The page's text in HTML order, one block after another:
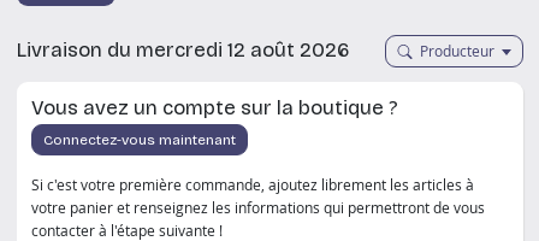
Livraison du mercredi 12 août 2026 Producteur
Vous avez un compte sur la boutique ?
Connectez-vous maintenant
Si c'est votre première commande, ajoutez librement les articles à
votre panier et renseignez les informations qui permettront de vous
contacter à l'étape suivante !